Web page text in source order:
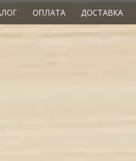
ОПЛАТА ДОСТАВКА